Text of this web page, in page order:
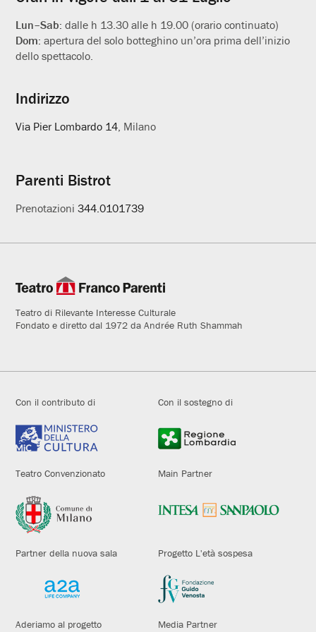
Lun–Sab:dalle h 13.30 alle h 19.00 (orario continuato)
Dom:apertura del solo botteghino un’ora prima dell’inizio
dello spettacolo.
Indirizzo
Via Pier Lombardo 14 , Milano
Parenti Bistrot
Prenotazioni344.0101739
Teatro di Rilevante Interesse Culturale
Fondato e diretto dal 1972 da Andrée Ruth Shammah
Con il contributo di Con il sostegno di
Teatro Convenzionato Main Partner
Partner della nuova sala Progetto L'età sospesa
Aderiamo al progetto Media Partner